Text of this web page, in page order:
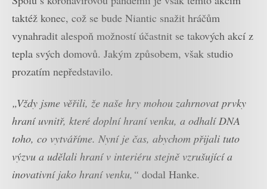
taktéž konec, což se bude Niantic snažit hráčům
vynahradit alespoň možností účastnit se takových akcí z
tepla svých domovů. Jakým způsobem, však studio
prozatím nepředstavilo.
„Vždy jsme věřili, že naše hry mohou zahrnovat prvky
hraní uvnitř, které doplní hraní venku, a odhalí DNA
toho, co vytváříme. Nyní je čas, abychom přijali tuto
výzvu a udělali hraní v interiéru stejně vzrušující a
inovativní jako hraní venku,“ dodal Hanke.